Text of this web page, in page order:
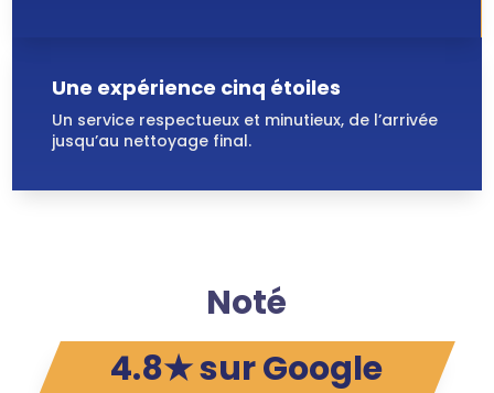
Une expérience cinq étoiles
Un service respectueux et minutieux, de l’arrivée
jusqu’au nettoyage final.
Noté
4.8★ sur Google